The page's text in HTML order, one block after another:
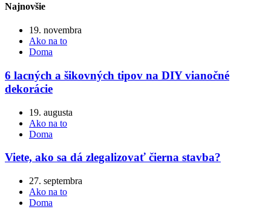
Najnovšie
19. novembra
Ako na to
Doma
6 lacných a šikovných tipov na DIY vianočné
dekorácie
19. augusta
Ako na to
Doma
Viete, ako sa dá zlegalizovať čierna stavba?
27. septembra
Ako na to
Doma